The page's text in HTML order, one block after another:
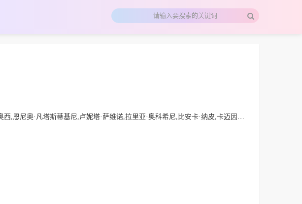
迈因·雷卡诺,马西米利亚诺·加洛,葆拉·米纳乔尼,赞布罗塔·德·马奇,毛罗·博纳芬尼,乔治·马尔凯西,马特奥·塔兰托,吉雅·马提雷,丹尼尔·佩奇,卡罗利娜·克雷申蒂尼,艾莱娜·索菲亚·里奇